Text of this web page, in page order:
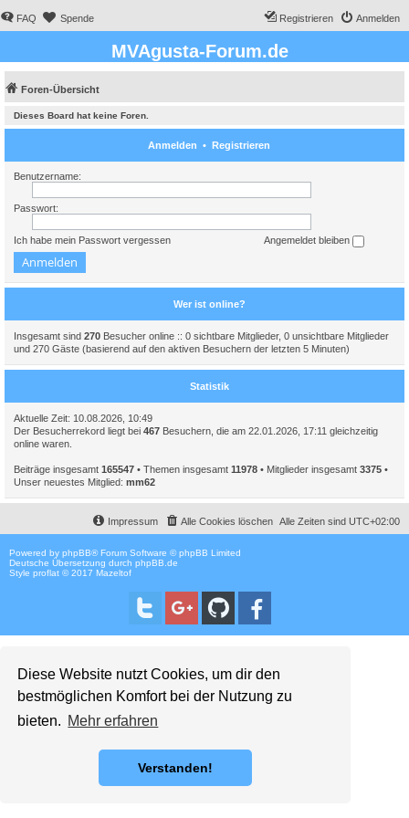
Diese Website nutzt Cookies, um dir den
bestmöglichen Komfort bei der Nutzung zu
bieten. Mehr erfahren
Verstanden!
FAQ Spende Anmelden
Registrieren
MVAgusta-Forum.de
Foren-Übersicht
Dieses Board hat keine Foren.
Anmelden • Registrieren
Benutzername:
Passwort:
Ich habe mein Passwort vergessen Angemeldet bleiben
Wer ist online?
Insgesamt sind 270 Besucher online :: 0 sichtbare Mitglieder, 0 unsichtbare Mitglieder
und 270 Gäste (basierend auf den aktiven Besuchern der letzten 5 Minuten)
Statistik
Aktuelle Zeit: 10.08.2026, 10:49
Der Besucherrekord liegt bei 467 Besuchern, die am 22.01.2026, 17:11 gleichzeitig
online waren.
Beiträge insgesamt 165547 • Themen insgesamt 11978 • Mitglieder insgesamt 3375 •
Unser neuestes Mitglied: mm62
Alle Zeiten sind UTC+02:00
Alle Cookies löschen
Impressum
Powered by phpBB® Forum Software © phpBB Limited
Deutsche Übersetzung durch phpBB.de
Style proflat © 2017 Mazeltof